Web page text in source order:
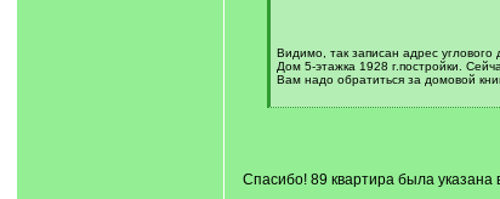
Видимо, так записан адрес
Дом 5-этажка 1928 г.постройки.
Вам надо обратиться за домовой
[
Спасибо! 89 квартира была указана